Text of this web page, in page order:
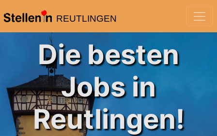
REUTLINGEN
Die besten
Jobs in
Reutlingen!